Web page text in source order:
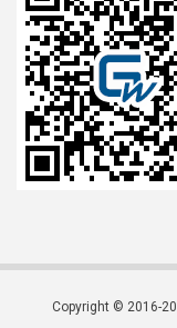
Copyright © 2016-